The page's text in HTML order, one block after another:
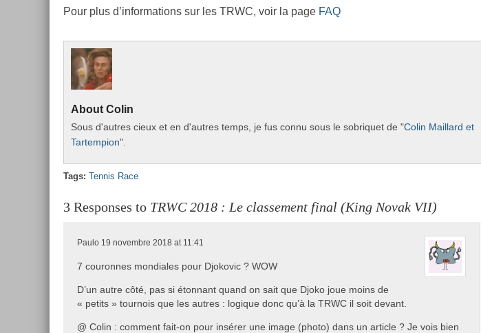
Pour plus d’in­forma­tions sur les TRWC, voir la page FAQ
About Colin
Sous d'aut­res cieux et en d'aut­res temps, je fus connu sous le sob­riquet de "Colin Mail­lard et
Tar­temp­ion".
Tags: Ten­nis Race
3 Responses to TRWC 2018 : Le classement final (King Novak VII)
Paulo 19 novembre 2018 at 11:41
7 couronnes mondiales pour Djokovic ? WOW
D’un autre côté, pas si étonnant quand on sait que Djoko joue moins de
« petits » tournois que les autres : logique donc qu’à la TRWC il soit devant.
@ Colin : comment fait-on pour insérer une image (photo) dans un article ? Je vois bien